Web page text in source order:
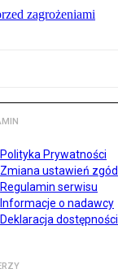
zagrożeniami
Polityka Prywatności
Zmiana ustawień zgód
Regulamin serwisu
Informacje o nadawcy
Deklaracja dostępności